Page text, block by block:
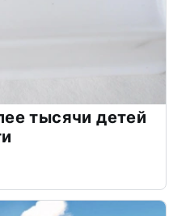
тысячи детей